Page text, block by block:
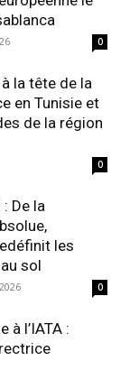
0
la tête de la
en Tunisie et
de la région
0
De la
les
sol
0
à l’IATA :